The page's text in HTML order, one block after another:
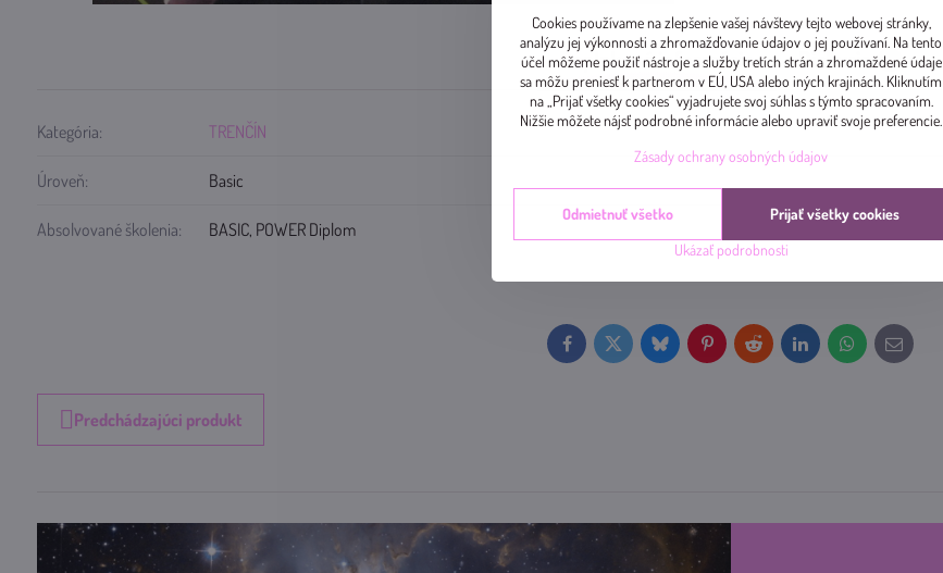
Doplnkové informácie Diskusia 0
Kategória: TRENČÍN
Úroveň: Basic
Absolvované školenia: BASIC, POWER Diplom
FacebookTwitterBlueskyPinterestReddit LinkedInWhatsApp
E-
mail
Predchádzajúci produkt
Cookies používame na zlepšenie vašej návštevy tejto webovej stránky,
analýzu jej výkonnosti a zhromažďovanie údajov o jej používaní. Na tento
účel môžeme použiť nástroje a služby tretích strán a zhromaždené údaje
sa môžu preniesť k partnerom v EÚ, USA alebo iných krajinách. Kliknutím
na „Prijať všetky cookies“ vyjadrujete svoj súhlas s týmto spracovaním.
Nižšie môžete nájsť podrobné informácie alebo upraviť svoje preferencie.
Zásady ochrany osobných údajov
Ukázať podrobnosti
Prijať všetky cookies
Odmietnuť všetko